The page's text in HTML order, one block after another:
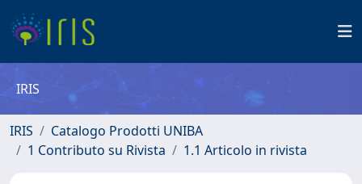
IRIS
IRIS
Catalogo Prodotti UNIBA
1 Contributo su Rivista
1.1 Articolo in rivista